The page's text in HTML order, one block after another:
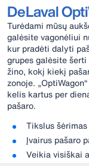
DeLaval
Turėdami mūsų
galėsite vagonėliui
kur pradėti dalyti
grupes galėsite šerti
žino, kokį kiekį
zonoje.
kelis kartus per
pašaro.
Tikslus šėrimas
Įvairus pašaro
Veikia visiškai